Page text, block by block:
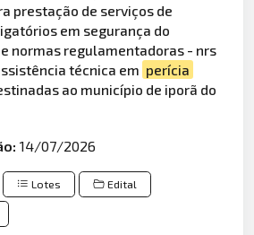
prestação de serviços de
em segurança do
normas regulamentadoras - nrs
técnica em perícia
ao município de iporã do
14/07/2026
Lotes Edital